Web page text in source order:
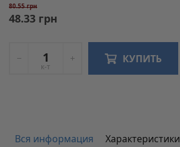
80.55 грн
48.33 грн
к-т
КУПИТЬ
Вся информация Характеристики